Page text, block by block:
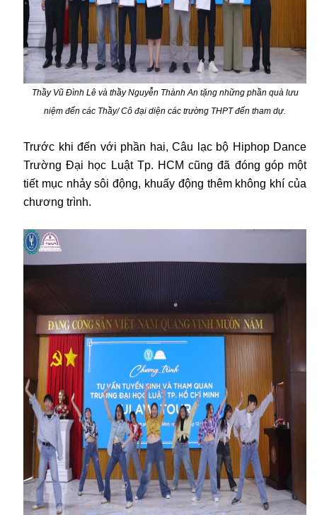
Thầy Vũ Đình Lê và thầy Nguyễn Thành An tặng những phần quà lưu
niệm đến các Thầy/ Cô đại diện các trường THPT đến tham dự.
Trước khi đến với phần hai, Câu lạc bộ Hiphop Dance
Trường Đại học Luật Tp. HCM cũng đã đóng góp một
tiết mục nhảy sôi động, khuấy động thêm không khí của
chương trình.